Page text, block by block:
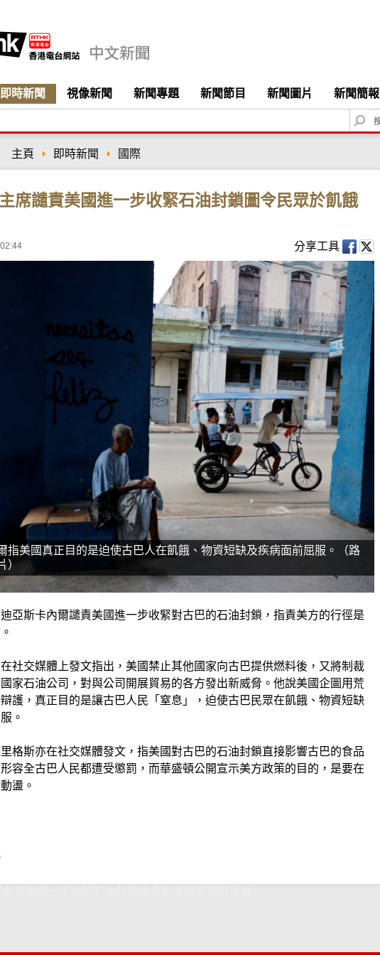
即時新聞 視像新聞 新聞專題 新聞節目 新聞圖片 新聞簡報
S
e
c
主頁 即時新聞 國際
席譴責美國進一步收緊石油封鎖圖令民眾於飢餓
分享工具
指美國真正目的是迫使古巴人在飢餓、物資短缺及疾病面前屈服。（路
）
亞斯卡內爾譴責美國進一步收緊對古巴的石油封鎖，指責美方的行徑是
社交媒體上發文指出，美國禁止其他國家向古巴提供燃料後，又將制裁
家石油公司，對與公司開展貿易的各方發出新威脅。他說美國企圖用荒
護，真正目的是讓古巴人民「窒息」，迫使古巴民眾在飢餓、物資短缺
。
格斯亦在社交媒體發文，指美國對古巴的石油封鎖直接影響古巴的食品
容全古巴人民都遭受懲罰，而華盛頓公開宣示美方政策的目的，是要在
盪。